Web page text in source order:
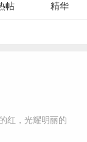
帖 精华
红，光耀明丽的